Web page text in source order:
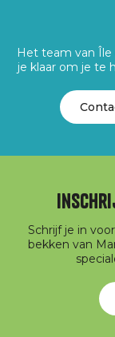
Het team van Île
je klaar om je te
Schrijf je in
bekken van